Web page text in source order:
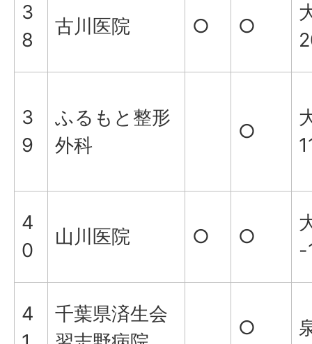
3
8
古川医院 ○ ○
3
9
ふるもと整形
外科
○
4
0
山川医院 ○ ○
-
4
千葉県済生会
○